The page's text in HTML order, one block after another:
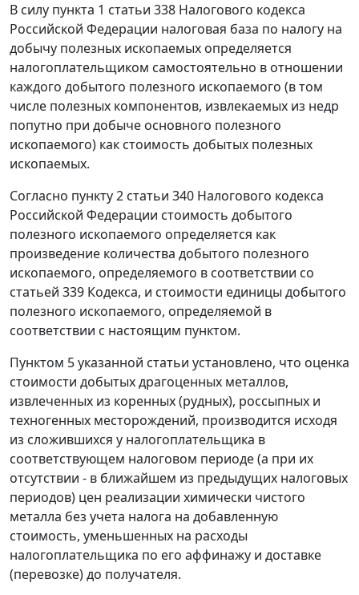
В силу пункта 1 статьи 338 Налогового кодекса
Российской Федерации налоговая база по налогу на
добычу полезных ископаемых определяется
налогоплательщиком самостоятельно в отношении
каждого добытого полезного ископаемого (в том
числе полезных компонентов, извлекаемых из недр
попутно при добыче основного полезного
ископаемого) как стоимость добытых полезных
ископаемых.
Согласно пункту 2 статьи 340 Налогового кодекса
Российской Федерации стоимость добытого
полезного ископаемого определяется как
произведение количества добытого полезного
ископаемого, определяемого в соответствии со
статьей 339 Кодекса, и стоимости единицы добытого
полезного ископаемого, определяемой в
соответствии с настоящим пунктом.
Пунктом 5указанной статьи установлено, что оценка
стоимости добытых драгоценных металлов,
извлеченных из коренных (рудных), россыпных и
техногенных месторождений, производится исходя
из сложившихся у налогоплательщика в
соответствующем налоговом периоде (а при их
отсутствии - в ближайшем из предыдущих налоговых
периодов) цен реализации химически чистого
металла без учета налога на добавленную
стоимость, уменьшенных на расходы
налогоплательщика по его аффинажу и доставке
(перевозке) до получателя.